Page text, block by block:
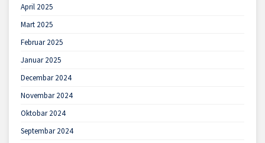
April 2025
Mart 2025
Februar 2025
Januar 2025
Decembar 2024
Novembar 2024
Oktobar 2024
Septembar 2024